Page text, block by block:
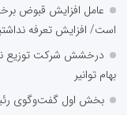
تریبون
انتشار گسترده محتوا در
عامل افزایش قبوض
است/ افزایش تعرفه
درخشش شرکت توزیع
بهام توانیر
بخش اول گفت‌وگوی